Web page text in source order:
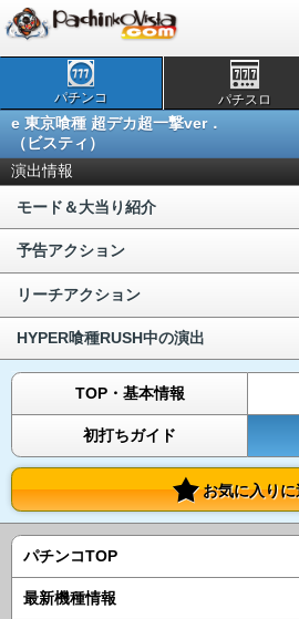
パチンコ パチスロ
e 東京喰種 超デカ超一撃ver．
（ビスティ）
演出情報
モード＆大当り紹介
予告アクション
リーチアクション
HYPER喰種RUSH中の演出
TOP・基本情報
初打ちガイド
お気に入りに
パチンコTOP
最新機種情報